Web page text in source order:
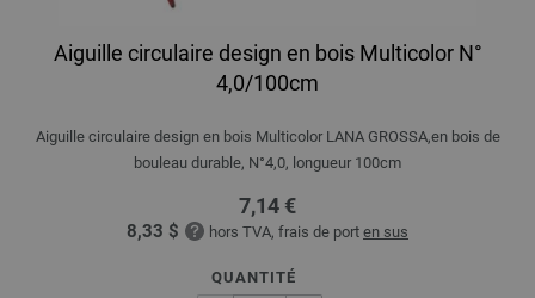
Aiguille circulaire design en bois Multicolor N°
4,0/100cm
Aiguille circulaire design en bois Multicolor LANA GROSSA,en bois de
bouleau durable, N°4,0, longueur 100cm
7,14 €
8,33 $ hors TVA, frais de port en sus
QUANTITÉ